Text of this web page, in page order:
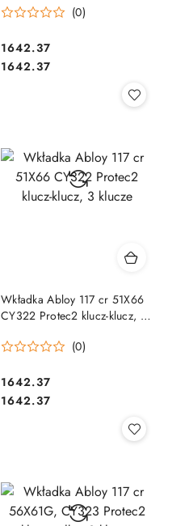
(0)
Cena:
1642.37
Cena:
1642.37
Wkładka Abloy 117 cr 51X66
CY322 Protec2 klucz-klucz, 3
(0)
Cena:
1642.37
Cena:
1642.37